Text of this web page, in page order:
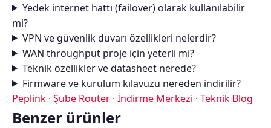
Yedek internet hattı (failover) olarak kullanılabilir
mi?
VPN ve güvenlik duvarı özellikleri nelerdir?
WAN throughput proje için yeterli mi?
Teknik özellikler ve datasheet nerede?
Firmware ve kurulum kılavuzu nereden indirilir?
Peplink · Şube Router · İndirme Merkezi · Teknik Blog
Benzer ürünler